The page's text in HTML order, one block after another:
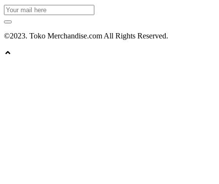
©2023. Toko Merchandise.com All Rights Reserved.